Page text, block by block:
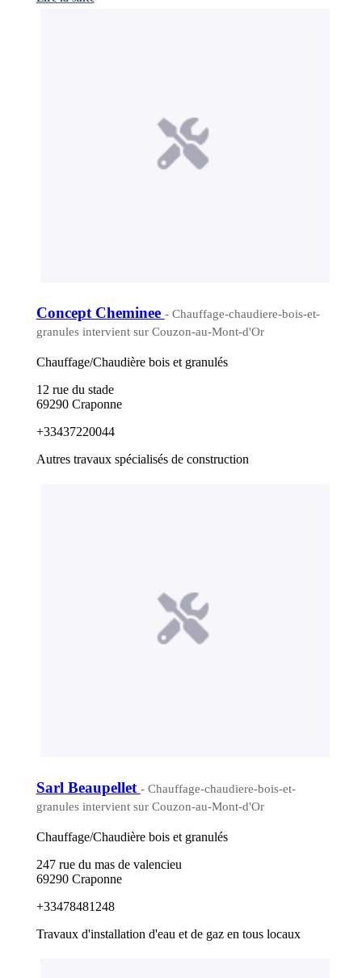
Concept Cheminee - Chauffage-chaudiere-bois-et-
granules intervient sur Couzon-au-Mont-d'Or
Chauffage/Chaudière bois et granulés
12 rue du stade
69290 Craponne
+33437220044
Autres travaux spécialisés de construction
Sarl Beaupellet - Chauffage-chaudiere-bois-et-
granules intervient sur Couzon-au-Mont-d'Or
Chauffage/Chaudière bois et granulés
247 rue du mas de valencieu
69290 Craponne
+33478481248
Travaux d'installation d'eau et de gaz en tous locaux